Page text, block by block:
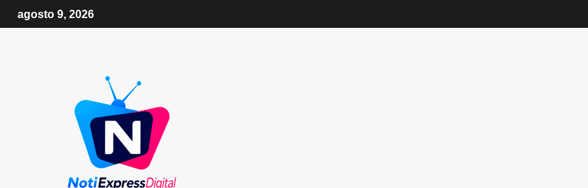
agosto 9, 2026